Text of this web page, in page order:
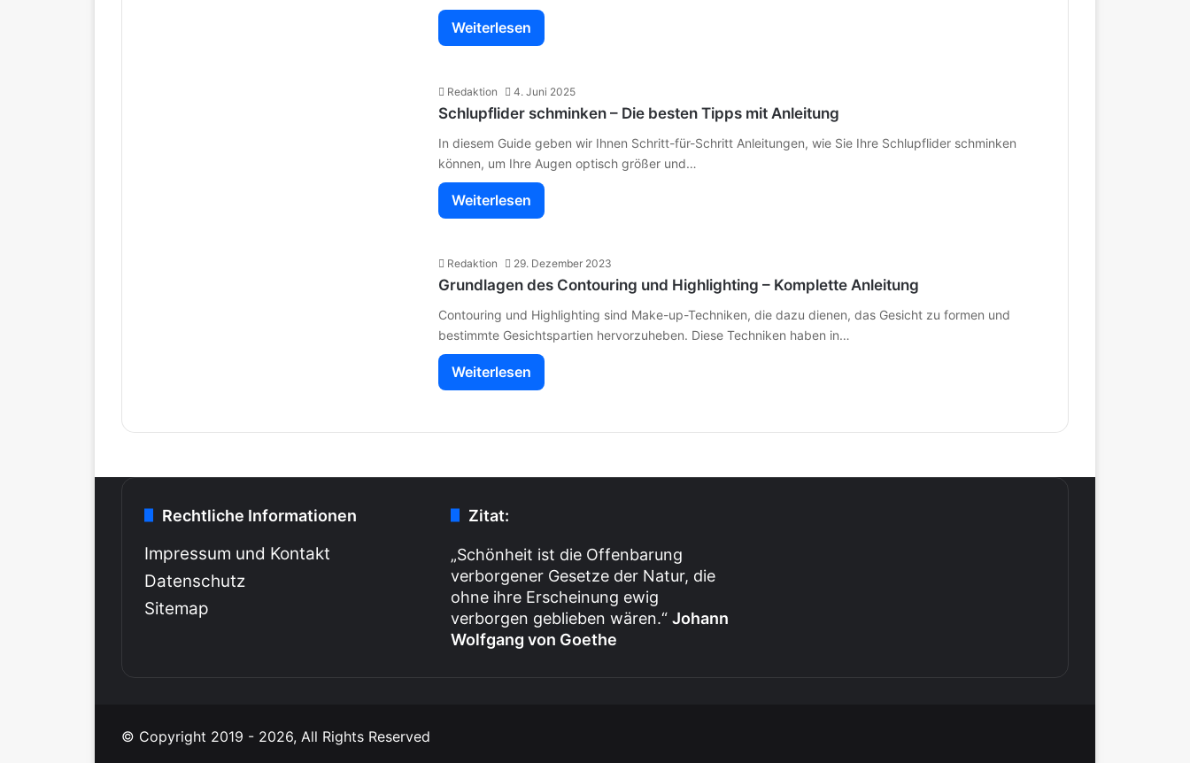
Weiterlesen
Redaktion 4. Juni 2025
Schlupflider schminken – Die besten Tipps mit Anleitung
In diesem Guide geben wir Ihnen Schritt-für-Schritt Anleitungen, wie Sie Ihre Schlupflider schminken
können, um Ihre Augen optisch größer und…
Weiterlesen
Redaktion 29. Dezember 2023
Grundlagen des Contouring und Highlighting – Komplette Anleitung
Contouring und Highlighting sind Make-up-Techniken, die dazu dienen, das Gesicht zu formen und
bestimmte Gesichtspartien hervorzuheben. Diese Techniken haben in…
Weiterlesen
Rechtliche Informationen
Impressum und Kontakt
Datenschutz
Sitemap
Zitat:
„Schönheit ist die Offenbarung
verborgener Gesetze der Natur, die
ohne ihre Erscheinung ewig
verborgen geblieben wären.“ Johann
Wolfgang von Goethe
© Copyright 2019 - 2026, All Rights Reserved